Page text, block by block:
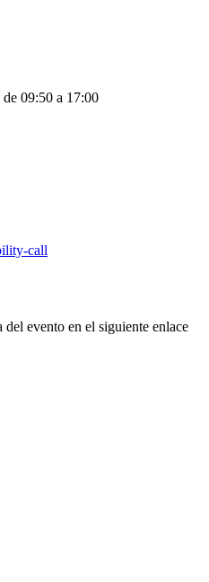
de 09:50 a 17:00
call
del evento en el siguiente enlace